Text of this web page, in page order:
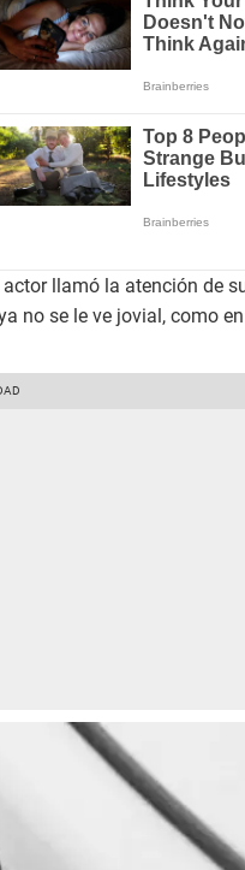
llamó la atención de
no se le ve jovial, como